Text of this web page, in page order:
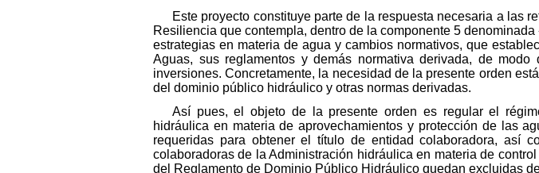
Este proyecto constituye parte de la respuesta necesaria a las
Resiliencia que contempla, dentro de la componente 5
estrategias en materia de agua y cambios normativos, que
Aguas, sus reglamentos y demás normativa derivada, de
inversiones. Concretamente, la necesidad de la presente orden
del dominio público hidráulico y otras normas derivadas.
Así pues, el objeto de la presente orden es regular el
hidráulica en materia de aprovechamientos y protección de las
requeridas para obtener el título de entidad colaboradora, así
colaboradoras de la Administración hidráulica en materia de
del Reglamento de Dominio Público Hidráulico quedan excluidas